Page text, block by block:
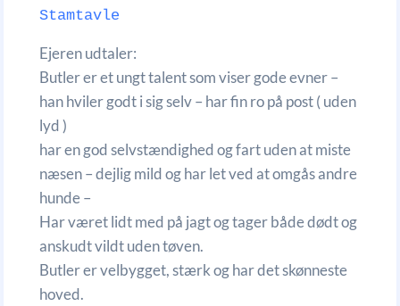
Stamtavle
Ejeren udtaler:
Butler er et ungt talent som viser gode evner –
han hviler godt i sig selv – har fin ro på post ( uden
lyd )
har en god selvstændighed og fart uden at miste
næsen – dejlig mild og har let ved at omgås andre
hunde –
Har været lidt med på jagt og tager både dødt og
anskudt vildt uden tøven.
Butler er velbygget, stærk og har det skønneste
hoved.